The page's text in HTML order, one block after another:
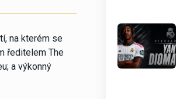
na kterém se
ředitelem The
a výkonný